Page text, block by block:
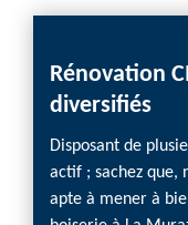
Rénovation
diversifiés
Disposant de
actif ; sachez que,
apte à mener à